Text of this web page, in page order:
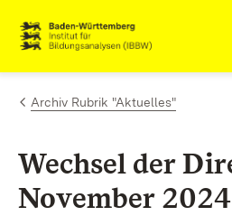
Zum Inhalt springen
Link zur Startseite
Archiv Rubrik "Aktuelles"
Wechsel der
November 2024